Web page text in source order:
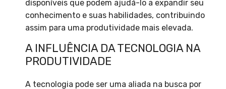
disponíveis que podem ajudá-lo a expandir seu
conhecimento e suas habilidades, contribuindo
assim para uma produtividade mais elevada.
A INFLUÊNCIA DA TECNOLOGIA NA
PRODUTIVIDADE
A tecnologia pode ser uma aliada na busca por